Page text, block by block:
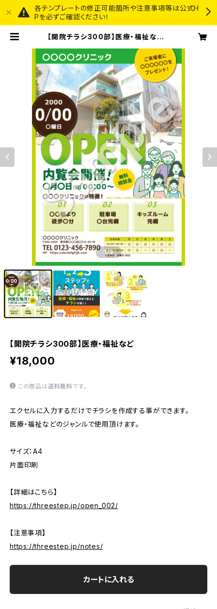
各テンプレートの修正可能箇所や注意事項等は公式H
Pを必ずご確認ください！
【開院チラシ300部】医療・福祉など |
1/3
【開院チラシ300部】医療・福祉など
¥18,000
この商品は送料無料です。
エクセルに入力するだけでチラシを作成する事ができます。
医療・福祉などのジャンルで使用頂けます。
サイズ：A4
片面印刷
【詳細はこちら】
https://threestep.jp/open_002/
【注意事項】
https://threestep.jp/notes/
カートに入れる